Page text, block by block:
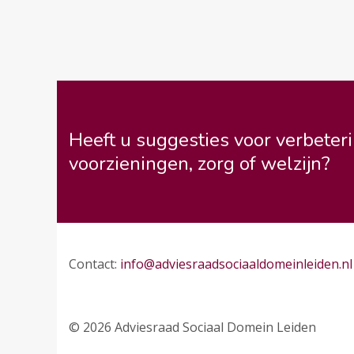
Heeft u suggesties voor
voorzieningen, zorg of welzijn?
Contact: info@adviesraadsociaaldomeinleiden.nl
© 2026 Adviesraad Sociaal Domein Leiden